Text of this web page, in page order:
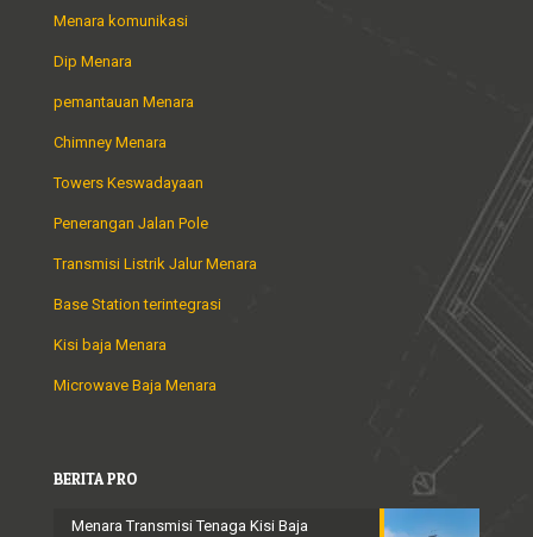
Menara komunikasi
Dip Menara
pemantauan Menara
Chimney Menara
Towers Keswadayaan
Penerangan Jalan Pole
Transmisi Listrik Jalur Menara
Base Station terintegrasi
Kisi baja Menara
Microwave Baja Menara
BERITA PRO
Menara Transmisi Tenaga Kisi Baja